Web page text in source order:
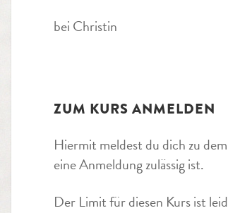
bei Christin
ZUM KURS ANMELDEN
Hiermit meldest du dich zu
eine Anmeldung zulässig ist.
Der Limit für diesen Kurs ist